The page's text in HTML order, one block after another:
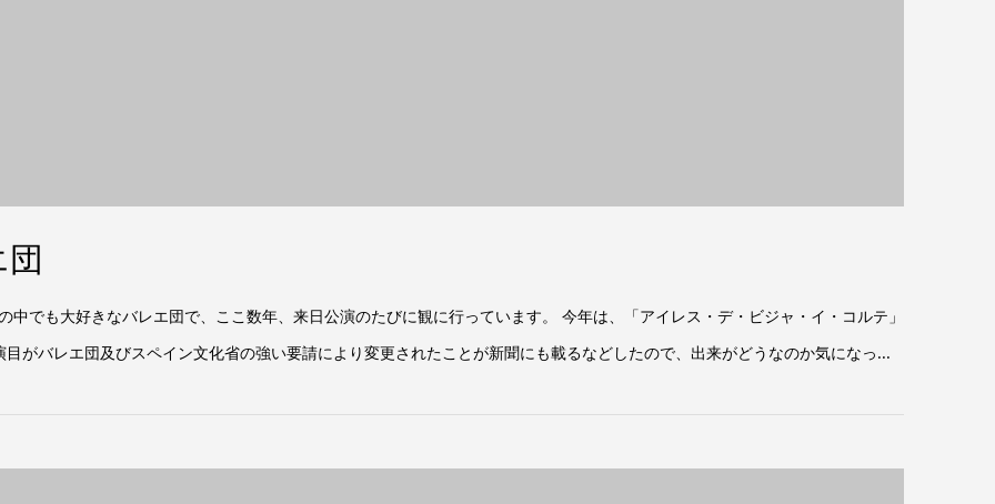
中でも大好きなバレエ団で、ここ数年、来日公演のたびに観に行っています。 今年は、「アイレス・デ・ビジャ・イ・コルテ」
がバレエ団及びスペイン文化省の強い要請により変更されたことが新聞にも載るなどしたので、出来がどうなのか気になっ...